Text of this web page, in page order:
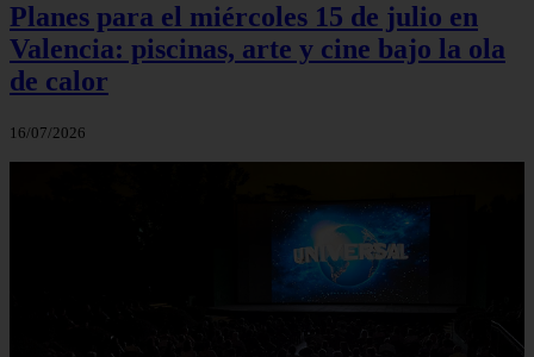
Planes para el miércoles 15 de julio en
Valencia: piscinas, arte y cine bajo la ola
de calor
16/07/2026